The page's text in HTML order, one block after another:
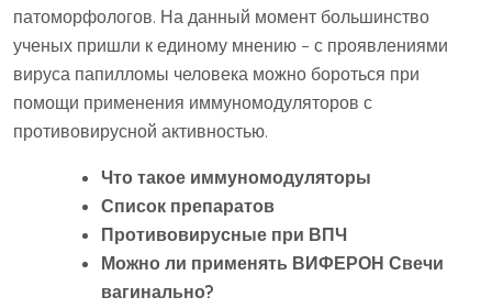
патоморфологов. На данный момент большинство
ученых пришли к единому мнению – с проявлениями
вируса папилломы человека можно бороться при
помощи применения иммуномодуляторов с
противовирусной активностью.
Что такое иммуномодуляторы
Список препаратов
Противовирусные при ВПЧ
Можно ли применять ВИФЕРОН Свечи
вагинально?